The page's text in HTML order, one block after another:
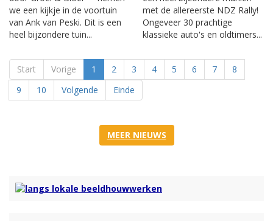
we een kijkje in de voortuin
van Ank van Peski. Dit is een
heel bijzondere tuin...
met de allereerste NDZ Rally!
Ongeveer 30 prachtige
klassieke auto's en oldtimers...
Start Vorige 1 2 3 4 5 6 7
8
9
10 Volgende Einde
MEER NIEUWS